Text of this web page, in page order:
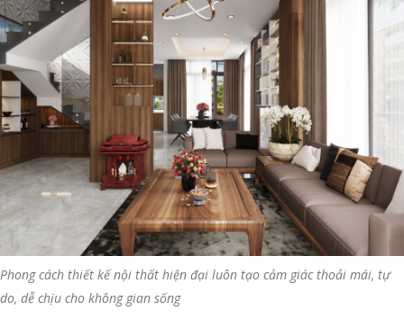
Phong cách thiết kế nội thất hiện đại luôn tạo cảm giác thoải mái, tự
do, dễ chịu cho không gian sống